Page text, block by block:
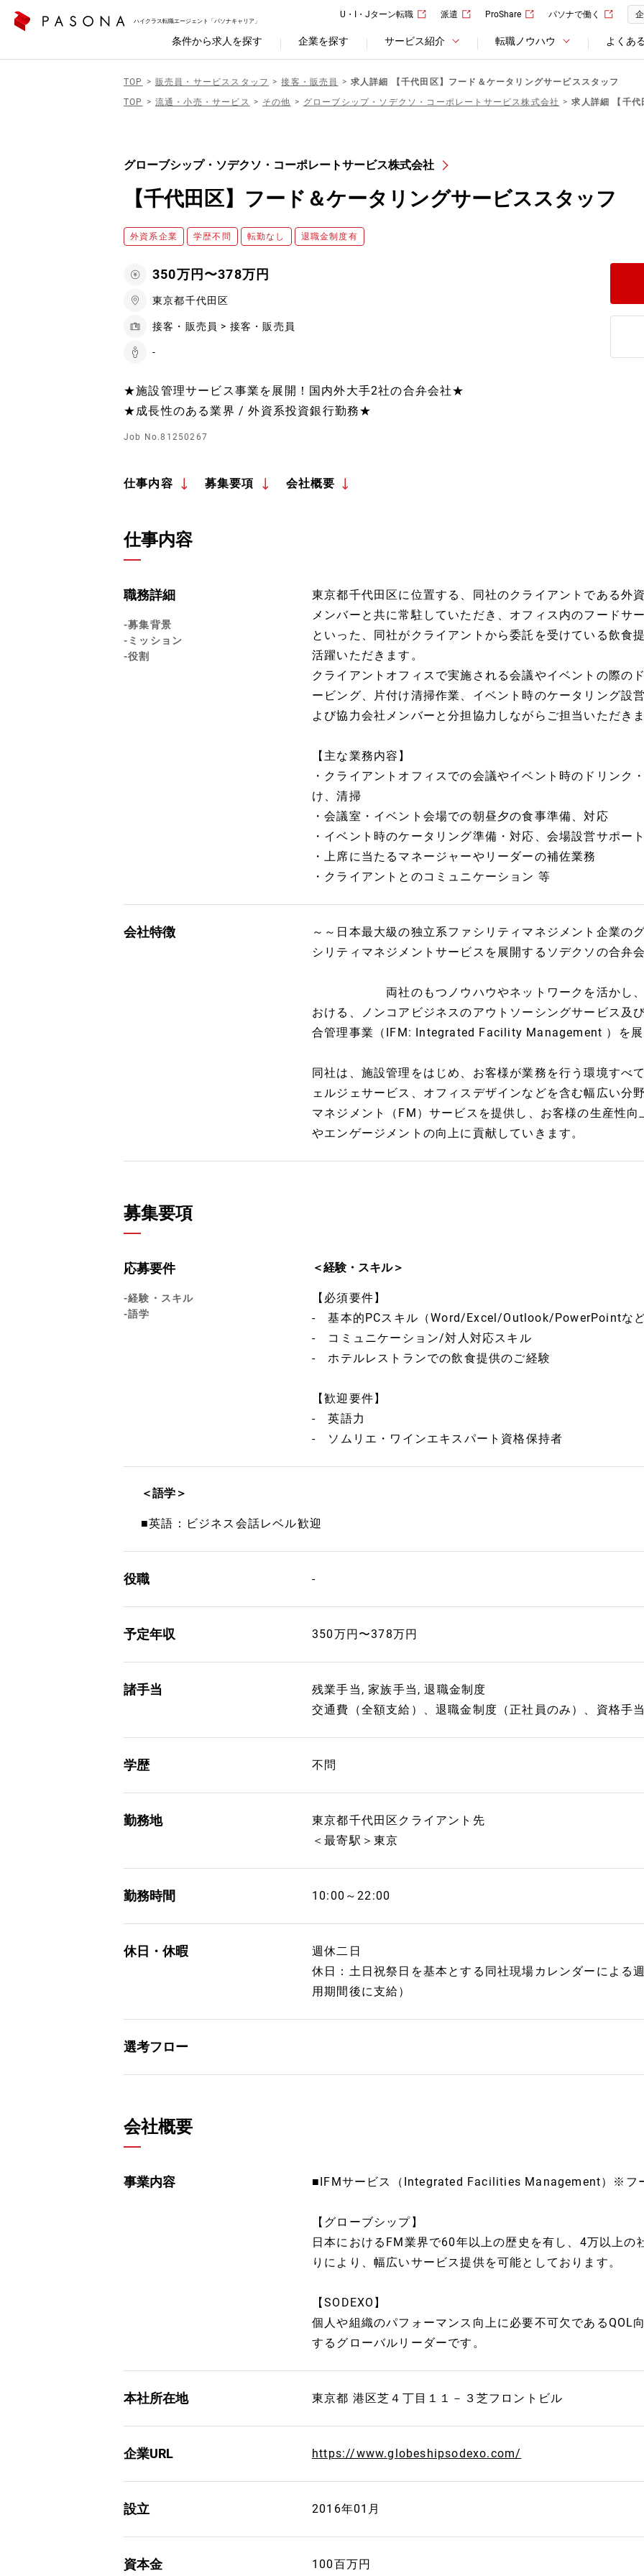
ハイクラス転職エージェント「パソナキャリア」
U・I・Jターン転職 派遣 ProShare パソナで働く
条件から求人を探す 企業を探す サービス紹介 転職ノウハウ よくあ
TOP 販売員・サービススタッフ 接客・販売員
求人詳細 【千代田区】フード＆ケータリングサービススタッフ
TOP
流通・小売・サービス その他 グローブシップ・ソデクソ・コーポレートサービス株式会社 求人詳細 【千代
グローブシップ・ソデクソ・コーポレートサービス株式会社
【千代田区】フード＆ケータリングサービススタッフ
外資系企業 学歴不問 転勤なし 退職金制度有
350万円〜378万円
東京都千代田区
接客・販売員 > 接客・販売員
-
★施設管理サービス事業を展開！国内外大手2社の合弁会社★
★成長性のある業界 / 外資系投資銀行勤務★
Job No.81250267
仕事内容 募集要項 会社概要
仕事内容
職務詳細
-募集背景
-ミッション
-役割
東京都千代田区に位置する、同社のクライアントである外
メンバーと共に常駐していただき、オフィス内のフードサ
といった、同社がクライアントから委託を受けている飲食
活躍いただきます。
クライアントオフィスで実施される会議やイベントの際の
ービング、片付け清掃作業、イベント時のケータリング設
よび協力会社メンバーと分担協力しながらご担当いただき
【主な業務内容】
・クライアントオフィスでの会議やイベント時のドリンク
け、清掃
・会議室・イベント会場での朝昼夕の食事準備、対応
・イベント時のケータリング準備・対応、会場設営サポー
・上席に当たるマネージャーやリーダーの補佐業務
・クライアントとのコミュニケーション 等
会社特徴
～～日本最大級の独立系ファシリティマネジメント企業の
シリティマネジメントサービスを展開するソデクソの合弁
両社のもつノウハウやネットワークを活かし、大
おける、ノンコアビジネスのアウトソーシングサービス及
合管理事業（IFM: Integrated Facility Management ）を
同社は、施設管理をはじめ、お客様が業務を行う環境すべ
ェルジェサービス、オフィスデザインなどを含む幅広い分
マネジメント（FM）サービスを提供し、お客様の生産性
やエンゲージメントの向上に貢献していきます。
募集要項
応募要件
-経験・スキル
-語学
＜経験・スキル＞
【必須要件】
- 基本的PCスキル（Word/Excel/Outlook/PowerPoint
- コミュニケーション/対人対応スキル
- ホテルレストランでの飲食提供のご経験
【歓迎要件】
- 英語力
- ソムリエ・ワインエキスパート資格保持者
＜語学＞
■英語：ビジネス会話レベル歓迎
役職 -
予定年収 350万円〜378万円
諸手当
残業手当, 家族手当, 退職金制度
交通費（全額支給）、退職金制度（正社員のみ）、資格手
学歴 不問
勤務地
東京都千代田区クライアント先
＜最寄駅＞東京
勤務時間 10:00～22:00
休日・休暇
週休二日
休日：土日祝祭日を基本とする同社現場カレンダーによる
用期間後に支給）
選考フロー
会社概要
事業内容 ■IFMサービス（Integrated Facilities Management）※フ
【グローブシップ】
日本におけるFM業界で60年以上の歴史を有し、4万以上
りにより、幅広いサービス提供を可能としております。
【SODEXO】
個人や組織のパフォーマンス向上に必要不可欠であるQOL
するグローバルリーダーです。
本社所在地 東京都 港区芝４丁目１１－３芝フロントビル
企業URL https://www.globeshipsodexo.com/
設立 2016年01月
資本金 100百万円